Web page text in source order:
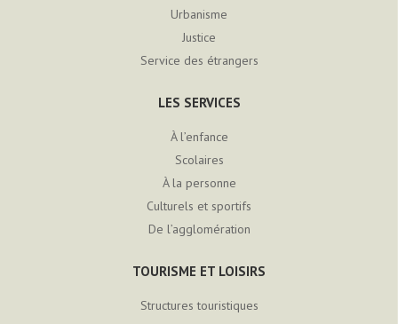
Urbanisme
Justice
Service des étrangers
LES SERVICES
À l’enfance
Scolaires
À la personne
Culturels et sportifs
De l’agglomération
TOURISME ET LOISIRS
Structures touristiques